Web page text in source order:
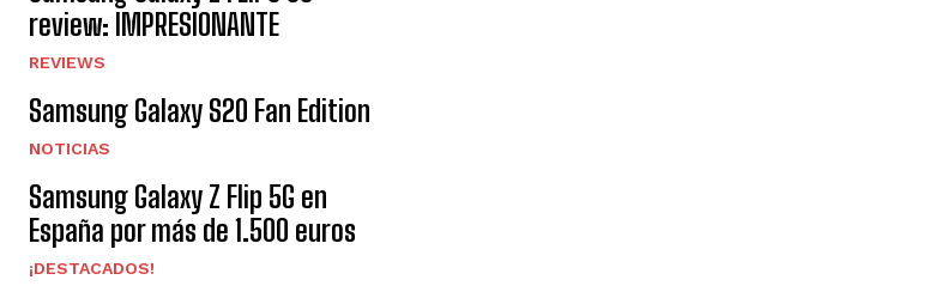
review: IMPRESIONANTE
REVIEWS
Samsung Galaxy S20 Fan Edition
NOTICIAS
Samsung Galaxy Z Flip 5G en
España por más de 1.500 euros
¡DESTACADOS!